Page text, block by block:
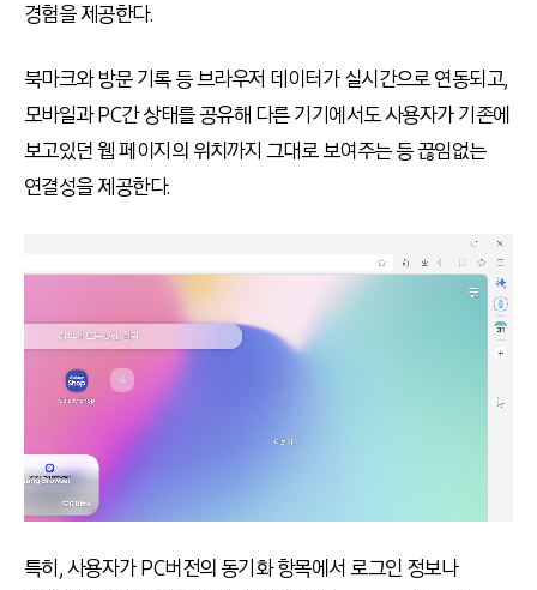
경험을 제공한다.
북마크와 방문 기록 등 브라우저 데이터가 실시간으로 연동되고,
모바일과 PC간 상태를 공유해 다른 기기에서도 사용자가 기존에
보고있던 웹 페이지의 위치까지 그대로 보여주는 등 끊임없는
연결성을 제공한다.
특히, 사용자가 PC버전의 동기화 항목에서 로그인 정보나